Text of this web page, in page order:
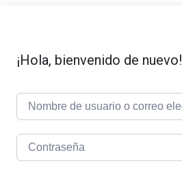
¡Hola, bienvenido de nuevo!